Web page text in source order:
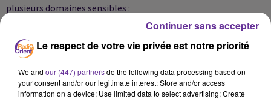
plusieurs domaines sensibles :
les systèmes d’armement autonomes ;
la surveillance de masse ;
la manipulation électorale ;
les campagnes de désinformation ;
Le respect de votre vie privée est notre priorité
We and our (447) partnersdo the following data processing based on
your consent and/or our legitimate interest: Store and/or access
information on a device; Use limited data to select advertising; Create
Continuer sans accepter